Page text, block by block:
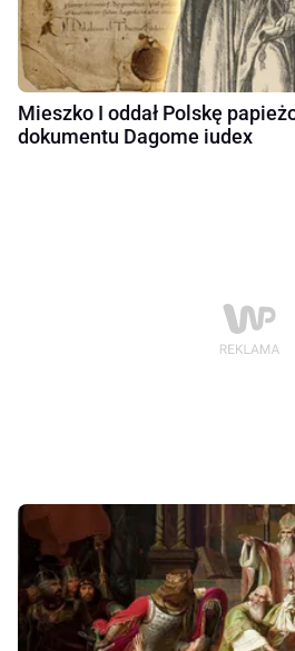
Mieszko I oddał Polskę
dokumentu Dagome iudex